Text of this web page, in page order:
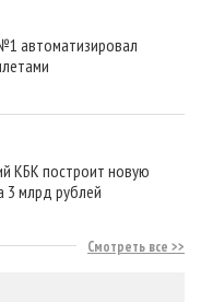
автоматизировал
КБК построит новую
3 млрд рублей
Смотреть все